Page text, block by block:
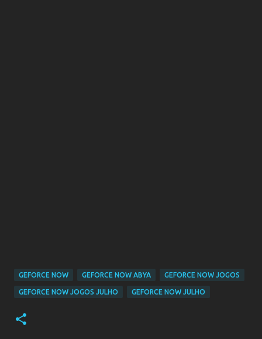
GEFORCE NOW GEFORCE NOW ABYA GEFORCE NOW JOGOS
GEFORCE NOW JOGOS JULHO GEFORCE NOW JULHO